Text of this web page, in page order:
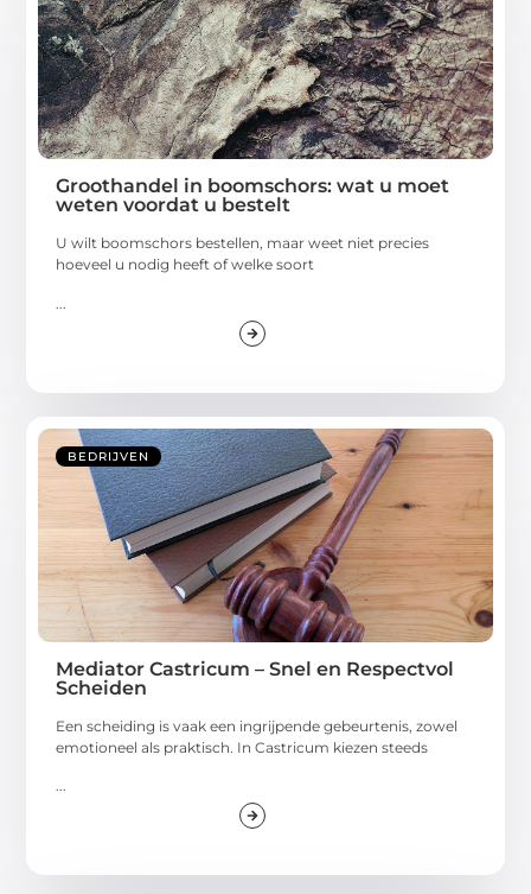
Groothandel in boomschors: wat u moet
weten voordat u bestelt
U wilt boomschors bestellen, maar weet niet precies
hoeveel u nodig heeft of welke soort
BEDRIJVEN
Mediator Castricum – Snel en Respectvol
Scheiden
Een scheiding is vaak een ingrijpende gebeurtenis, zowel
emotioneel als praktisch. In Castricum kiezen steeds
...